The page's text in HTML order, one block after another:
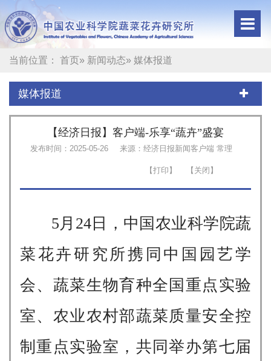
当前位置： 首页» 新闻动态» 媒体报道
媒体报道
【经济日报】客户端-乐享“蔬卉”盛宴
发布时间：2025-05-26 来源：经济日报新闻客户端 常理
5月24日，中国农业科学院蔬
菜花卉研究所携同中国园艺学
会、蔬菜生物育种全国重点实验
室、农业农村部蔬菜质量安全控
制重点实验室，共同举办第七届